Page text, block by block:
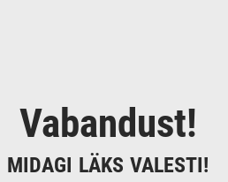
Vabandust!
MIDAGI LÄKS VALESTI!